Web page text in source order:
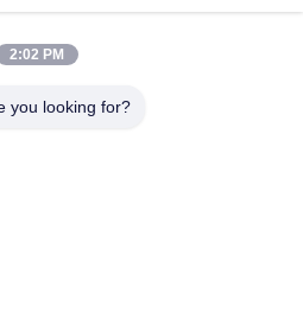
πόλη Zaozhuang, Shandong,
2:02 PM
you looking for?